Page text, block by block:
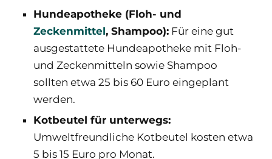
Hundeapotheke (Floh- und
Zeckenmittel, Shampoo): Für eine gut
ausgestattete Hundeapotheke mit Floh-
und Zeckenmitteln sowie Shampoo
sollten etwa 25 bis 60 Euro eingeplant
werden.
Kotbeutel für unterwegs:
Umweltfreundliche Kotbeutel kosten etwa
5 bis 15 Euro pro Monat.